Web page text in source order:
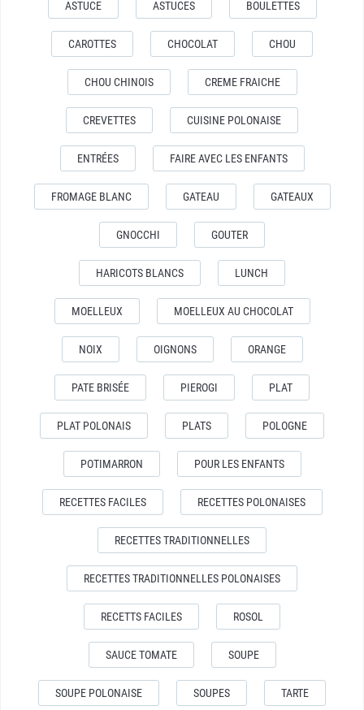
ASTUCE ASTUCES BOULETTES
CAROTTES CHOCOLAT CHOU
CHOU CHINOIS CREME FRAICHE
CREVETTES CUISINE POLONAISE
ENTRÉES FAIRE AVEC LES ENFANTS
FROMAGE BLANC GATEAU GATEAUX
GNOCCHI GOUTER
HARICOTS BLANCS LUNCH
MOELLEUX MOELLEUX AU CHOCOLAT
NOIX OIGNONS ORANGE
PATE BRISÉE PIEROGI PLAT
PLAT POLONAIS PLATS POLOGNE
POTIMARRON POUR LES ENFANTS
RECETTES FACILES RECETTES POLONAISES
RECETTES TRADITIONNELLES
RECETTES TRADITIONNELLES POLONAISES
RECETTS FACILES ROSOL
SAUCE TOMATE SOUPE
SOUPE POLONAISE SOUPES TARTE